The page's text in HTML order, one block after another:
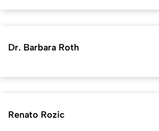
Dr. Barbara Roth
Renato Rozic